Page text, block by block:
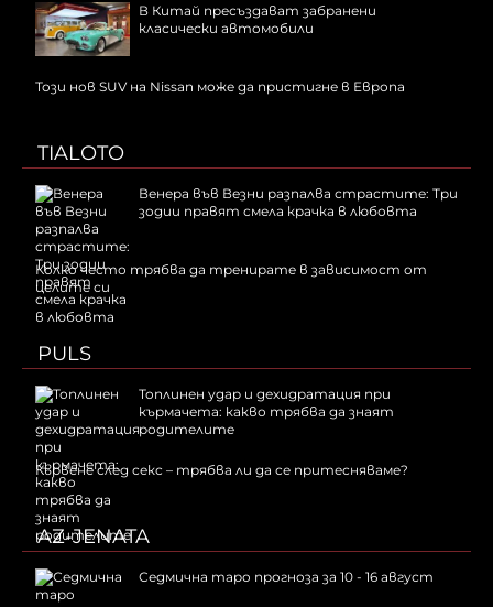
В Китай пресъздават забранени
класически автомобили
Този нов SUV на Nissan може да пристигне в Европа
TIALOTO
Венера във Везни разпалва страстите: Три
зодии правят смела крачка в любовта
Колко често трябва да тренирате в зависимост от
целите си
PULS
Топлинен удар и дехидратация при
кърмачета: какво трябва да знаят
родителите
Кървене след секс – трябва ли да се притесняваме?
AZ-JENATA
Седмична таро прогноза за 10 - 16 август